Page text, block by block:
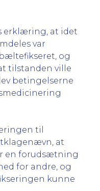
erklæring, at idet
var
bæltefikseret, og
tilstanden ville
betingelserne
til
at
en forudsætning
for andre, og
kunne